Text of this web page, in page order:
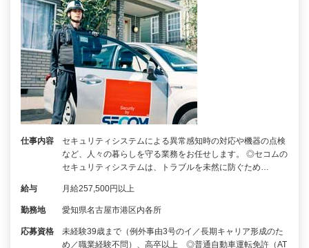
仕事内容
セキュリティシステムによる異常感知時の対応や機器の点検
など、人々の暮らしを守る業務をお任せします。 ◎セコムの
セキュリティシステムは、トラブルを未然に防ぐため…
給与 月給257,500円以上
勤務地 愛知県名古屋市港区内各所
応募資格
未経験39歳まで（例外事由3号のイ／長期キャリア形成のた
め／職業経験不問）、高卒以上 ◎普通自動車運転免許（AT